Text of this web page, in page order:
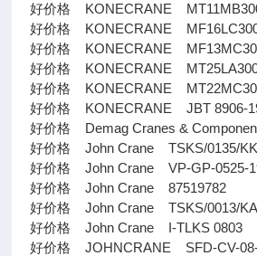
好价格 KONECRANE
好价格 KONECRANE
好价格 KONECRANE
好价格 KONECRANE
好价格 KONECRANE
好价格 KONECRANE JBT 8906-
好价格 Demag Cranes &
好价格 John Crane TSKS/0135/
好价格 John Crane VP-GP-0525-
好价格 John Crane 87519782
好价格 John Crane TSKS/0013/
好价格 John Crane I-TLKS 0803
好价格 JOHNCRANE SFD-CV-08-